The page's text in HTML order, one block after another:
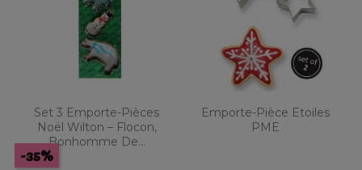
Set 3 Emporte-Pièces
Noël Wilton – Flocon,
Bonhomme De...
-35%
Emporte-Pièce Etoiles
PME